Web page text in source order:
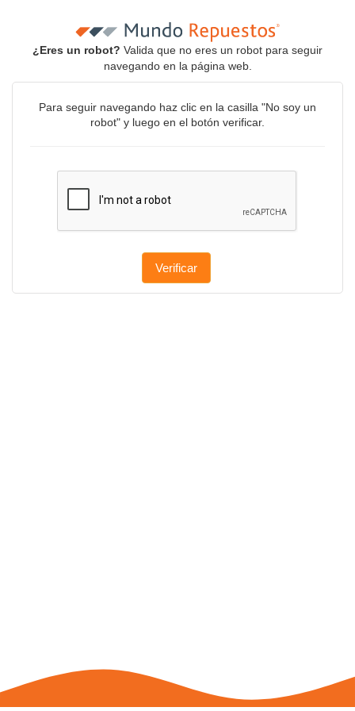
¿Eres un robot? Valida que no eres un robot para seguir
navegando en la página web.
Para seguir navegando haz clic en la casilla "No soy un
robot" y luego en el botón verificar.
Verificar